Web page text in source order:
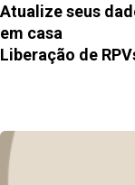
Atualize seus
em casa
Liberação de